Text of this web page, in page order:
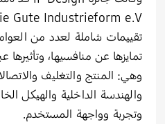
تقييمات شاملة لعدد من
تمايزها عن منافسيها،
وهي: المنتج والتغليف
والهندسة الداخلية والهيكل
وتجربة وواجهة المستخدم.